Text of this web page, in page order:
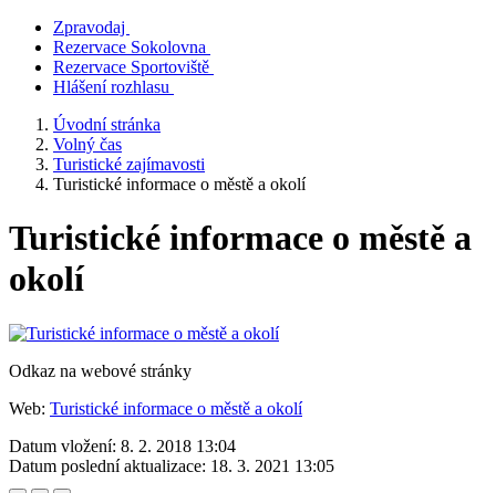
Zpravodaj
Rezervace Sokolovna
Rezervace Sportoviště
Hlášení rozhlasu
Úvodní stránka
Volný čas
Turistické zajímavosti
Turistické informace o městě a okolí
Turistické informace o městě a
okolí
Odkaz na webové stránky
Web: Turistické informace o městě a okolí
Datum vložení: 8. 2. 2018 13:04
Datum poslední aktualizace: 18. 3. 2021 13:05